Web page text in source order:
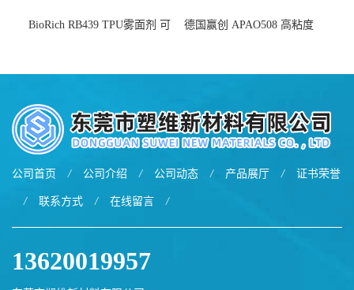
BioRich RB439 TPU雾面剂 可
德国赢创 APAO508 高粘度
公司首页 / 公司介绍 / 公司动态 / 产品展厅 / 证书荣誉
/ 联系方式 / 在线留言 /
13620019957